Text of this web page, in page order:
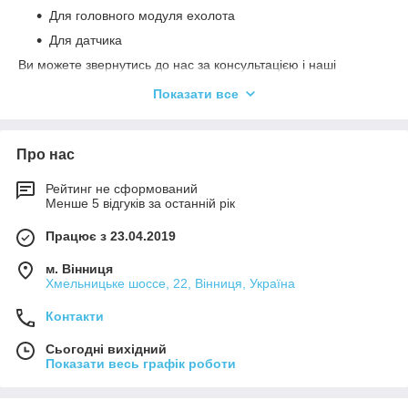
Для головного модуля ехолота
Для датчика
Ви можете звернутись до нас за консультацією і наші
відповідний тип кріплення, який підійде для Ваших потреб.
Показати все
Про нас
Рейтинг не сформований
Менше 5 відгуків за останній рік
Працює з 23.04.2019
м. Вінниця
Хмельницьке шоссе, 22, Вінниця, Україна
Контакти
Сьогодні вихідний
Показати весь графік роботи